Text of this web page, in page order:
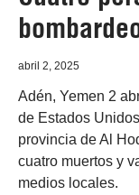
abril 2, 2025
Adén, Yemen 2
de Estados
provincia de Al
cuatro muertos y
medios locales.